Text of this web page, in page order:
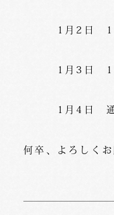
1月2日 11
1月3日 11
1月4日 通
何卒、よろしく